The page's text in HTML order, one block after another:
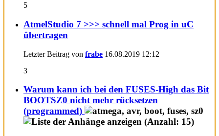
5
AtmelStudio 7 >>> schnell mal Prog in uC
übertragen
Letzter Beitrag von frabe 16.08.2019 12:12
3
Warum kann ich bei den FUSES-High das Bit
BOOTSZ0 nicht mehr rücksetzen
(programmed)